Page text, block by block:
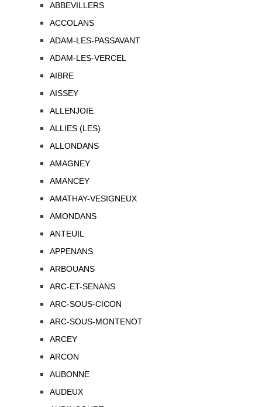
ABBEVILLERS
ACCOLANS
ADAM-LES-PASSAVANT
ADAM-LES-VERCEL
AIBRE
AISSEY
ALLENJOIE
ALLIES (LES)
ALLONDANS
AMAGNEY
AMANCEY
AMATHAY-VESIGNEUX
AMONDANS
ANTEUIL
APPENANS
ARBOUANS
ARC-ET-SENANS
ARC-SOUS-CICON
ARC-SOUS-MONTENOT
ARCEY
ARCON
AUBONNE
AUDEUX